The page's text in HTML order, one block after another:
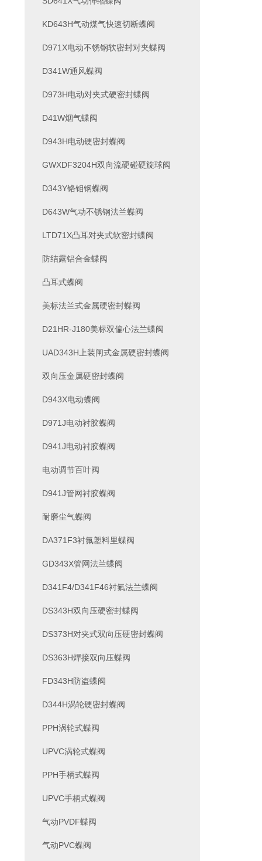
KD643H气动煤气快速切断蝶阀
D971X电动不锈钢软密封对夹蝶阀
D341W通风蝶阀
D973H电动对夹式硬密封蝶阀
D41W烟气蝶阀
D943H电动硬密封蝶阀
GWXDF3204H双向流硬碰硬旋球阀
D343Y铬钼钢蝶阀
D643W气动不锈钢法兰蝶阀
LTD71X凸耳对夹式软密封蝶阀
防结露铝合金蝶阀
凸耳式蝶阀
美标法兰式金属硬密封蝶阀
D21HR-J180美标双偏心法兰蝶阀
UAD343H上装闸式金属硬密封蝶阀
双向压金属硬密封蝶阀
D943X电动蝶阀
D971J电动衬胶蝶阀
D941J电动衬胶蝶阀
电动调节百叶阀
D941J管网衬胶蝶阀
耐磨尘气蝶阀
DA371F3衬氟塑料里蝶阀
GD343X管网法兰蝶阀
D341F4/D341F46衬氟法兰蝶阀
DS343H双向压硬密封蝶阀
DS373H对夹式双向压硬密封蝶阀
DS363H焊接双向压蝶阀
FD343H防盗蝶阀
D344H涡轮硬密封蝶阀
PPH涡轮式蝶阀
UPVC涡轮式蝶阀
PPH手柄式蝶阀
UPVC手柄式蝶阀
气动PVDF蝶阀
气动PVC蝶阀